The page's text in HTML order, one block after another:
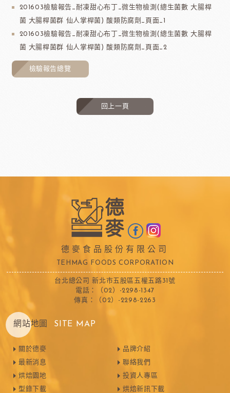
201603檢驗報告_耐凍甜心布丁_微生物檢測(總生菌數 大腸桿
菌 大腸桿菌群 仙人掌桿菌) 酸類防腐劑_頁面_1
201603檢驗報告_耐凍甜心布丁_微生物檢測(總生菌數 大腸桿
菌 大腸桿菌群 仙人掌桿菌) 酸類防腐劑_頁面_2
檢驗報告總覽
回上一頁
德麥食品股份有限公司
TEHMAG FOODS CORPORATION
台北總公司 新北市五股區五權五路31號
電話：（02）-2298-1347
傳真：（02）-2298-2263
網站地圖 SITE MAP
關於德麥
最新消息
烘焙園地
型錄下載
品牌介紹
聯絡我們
投資人專區
烘焙新訊下載